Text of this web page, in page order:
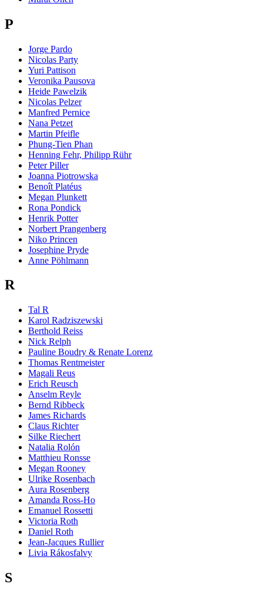
P
Jorge Pardo
Nicolas Party
Yuri Pattison
Veronika Pausova
Heide Pawelzik
Nicolas Pelzer
Manfred Pernice
Nana Petzet
Martin Pfeifle
Phung-Tien Phan
Henning Fehr, Philipp Rühr
Peter Piller
Joanna Piotrowska
Benoît Platéus
Megan Plunkett
Rona Pondick
Henrik Potter
Norbert Prangenberg
Niko Princen
Josephine Pryde
Anne Pöhlmann
R
Tal R
Karol Radziszewski
Berthold Reiss
Nick Relph
Pauline Boudry & Renate Lorenz
Thomas Rentmeister
Magali Reus
Erich Reusch
Anselm Reyle
Bernd Ribbeck
James Richards
Claus Richter
Silke Riechert
Natalia Rolón
Matthieu Ronsse
Megan Rooney
Ulrike Rosenbach
Aura Rosenberg
Amanda Ross-Ho
Emanuel Rossetti
Victoria Roth
Daniel Roth
Jean-Jacques Rullier
Livia Rákosfalvy
S